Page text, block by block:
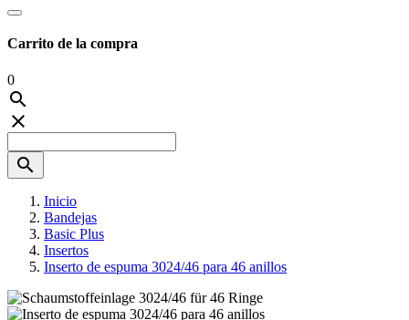
Carrito de la compra
0



Inicio
Bandejas
Basic Plus
Insertos
Inserto de espuma 3024/46 para 46 anillos